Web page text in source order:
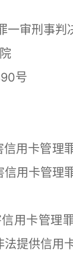
一审刑事判
号
用卡管理
用卡管理
卡管理
提供信用